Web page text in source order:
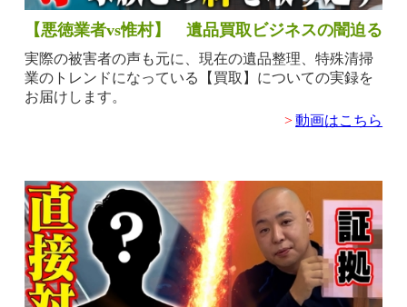
【悪徳業者vs惟村】 遺品買取ビジネスの闇迫る
実際の被害者の声も元に、現在の遺品整理、特殊清掃
業のトレンドになっている【買取】についての実録を
お届けします。
>動画はこちら